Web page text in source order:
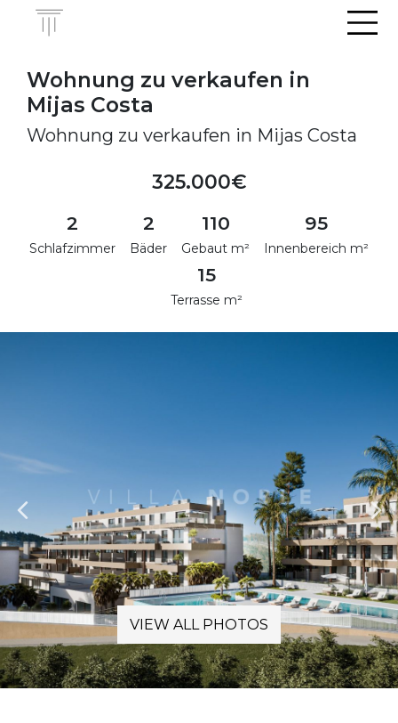
Wohnung zu verkaufen in
Mijas Costa
Wohnung zu verkaufen in Mijas Costa
325.000€
2
Schlafzimmer
2
Bäder
110
Gebaut m²
95
Innenbereich m²
15
Terrasse m²
VIEW ALL PHOTOS